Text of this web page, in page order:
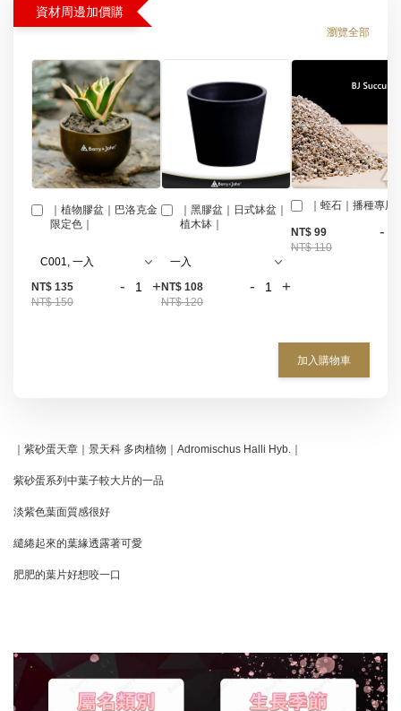
資材周邊加價購
瀏覽全部
｜植物膠盆｜巴洛克金
限定色｜
NT$ 135
NT$ 150
- +
｜黑膠盆｜日式缽盆｜
植木缽｜
NT$ 108
NT$ 120
- +
｜蛭石｜播種專用
NT$ 99
NT$ 110
-
加入購物車
｜紫砂蛋天章｜景天科 多肉植物｜Adromischus Halli Hyb.｜
紫砂蛋系列中葉子較大片的一品
淡紫色葉面質感很好
繾綣起來的葉緣透露著可愛
肥肥的葉片好想咬一口